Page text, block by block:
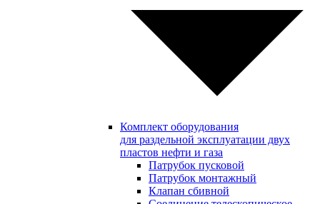
Комплект оборудования
для раздельной эксплуатации двух
пластов нефти и газа
Патрубок пусковой
Патрубок монтажный
Клапан сбивной